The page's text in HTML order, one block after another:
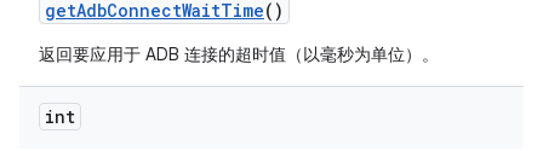
getAdbConnectWaitTime()
返回要应用于 ADB 连接的超时值（以毫秒为单位）。
int